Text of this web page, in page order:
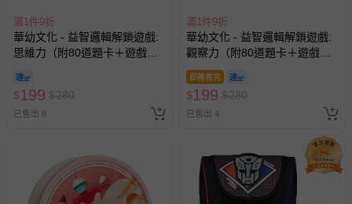
滿1件9折
華幼文化 - 益智邏輯解鎖遊戲:
思維力（附80道題卡＋遊戲鑰
$199 $280
已售出 8
滿1件9折
華幼文化 - 益智邏輯解鎖遊戲:
觀察力（附80道題卡＋遊戲鑰
匙）
即將售完
$199 $280
已售出 4